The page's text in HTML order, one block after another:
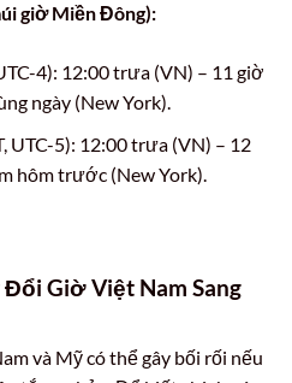
giờ Miền Đông):
4): 12:00 trưa (VN) – 11 giờ
ngày (New York).
UTC-5): 12:00 trưa (VN) – 12
hôm trước (New York).
Giờ Việt Nam Sang
và Mỹ có thể gây bối rối nếu